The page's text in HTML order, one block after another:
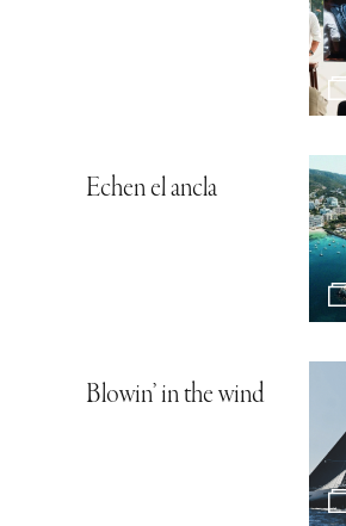
Echen el ancla
Blowin’ in the wind